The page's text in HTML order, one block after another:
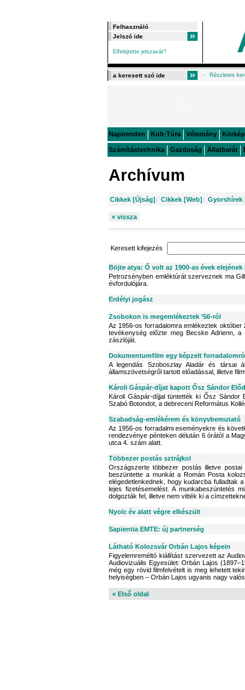
Elfelejtette jelszavát?
Részletes
Napirenden Kult-Túra Vélemény Körkép
Számítástechnika Gazdaság Állatbarát
Archívum
Cikkek [Újság] | Cikkek [Web] | Gyorshírek|
« vissza
Keresett kifejezés
Böjte atya: Ő volt az 1900-as évek elejének
Petrozsényben emléktúrát szerveznek ma
évfordulójára.
Erdélyi jogász
Zsobokon is megemlékeztek ’56-ról
Az 1956-os forradalomra emlékeztek
tevékenység előzte meg Becske Adrienn,
zászlóját.
Dokumentumfilm egy képzelt
A legendás Szoboszlay Aladár és társai
államszövetségről tartott előadással, illetve
Károli Gáspár-díjat kapott Ősz Sándor Előd
Károli Gáspár-díjjal tüntették ki Ősz Sándor
Szabó Botondot, a debreceni Református
Szabadság-emlékérem és könyvbemutató
Az 1956-os forradalmi eseményekre és
rendezvénye pénteken délután 6 órától a
utca 4. szám alatt.
Többezer postás sztrájkol
Országszerte többezer postás illetve
beszüntette a munkát a Román Posta
elégedetlenkednek, hogy kudarcba fulladtak
lejes fizetésemelést. A munkabeszüntetés
dolgozták fel, illetve nem vitték ki a
Nyolc év alatt végre elkészült
Sapientia EMTE: új partnerség
Látható Kolozsvár Orbán Lajos képein
Figyelemreméltó kiállítást szervezett az
Audiovizuális Egyesület: Orbán Lajos
még egy rövid filmfelvételt is meg lehetett
helyiségben – Orbán Lajos ugyanis nagy
« Első oldal